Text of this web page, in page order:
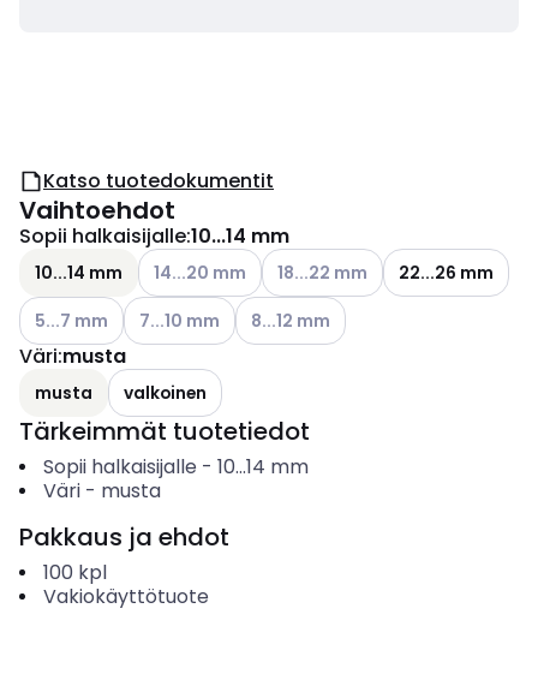
Katso tuotedokumentit
Vaihtoehdot
Sopii halkaisijalle:10...14 mm
10...14 mm Katso käytettävissä olevat vaihtoehdot
14...20 mm Katso käytettävissä olevat
18...22 mm
22...26 mm
Katso käytettävissä olevat vaihtoehdot
5...7 mm Katso käytettävissä olevat vaihtoehdot
7...10 mm Katso käytettävissä olevat
8...12 mm
Väri:musta
musta valkoinen
Tärkeimmät tuotetiedot
Sopii halkaisijalle - 10...14 mm
Väri- musta
Pakkaus ja ehdot
100 kpl
Vakiokäyttötuote